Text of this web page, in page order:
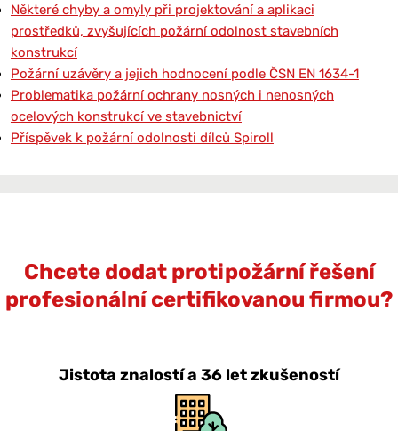
Některé chyby a omyly při projektování a aplikaci
prostředků, zvyšujících požární odolnost stavebních
konstrukcí
Požární uzávěry a jejich hodnocení podle ČSN EN 1634-1
Problematika požární ochrany nosných i nenosných
ocelových konstrukcí ve stavebnictví
Příspěvek k požární odolnosti dílců Spiroll
Chcete dodat protipožární řešení
profesionální certifikovanou firmou?
Jistota znalostí a 36 let zkušeností